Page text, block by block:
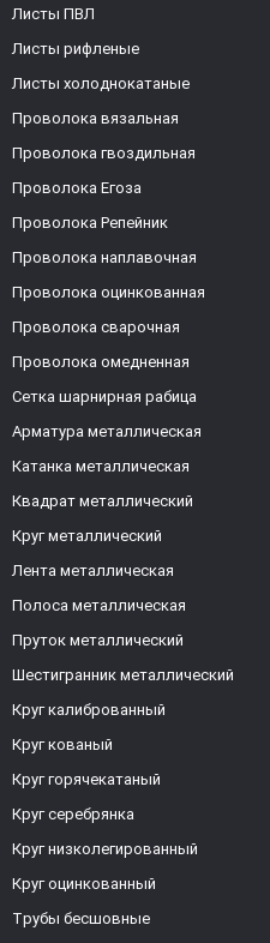
Листы ПВЛ
Листы рифленые
Листы холоднокатаные
Проволока вязальная
Проволока гвоздильная
Проволока Егоза
Проволока Репейник
Проволока наплавочная
Проволока оцинкованная
Проволока сварочная
Проволока омедненная
Сетка шарнирная рабица
Арматура металлическая
Катанка металлическая
Квадрат металлический
Круг металлический
Лента металлическая
Полоса металлическая
Пруток металлический
Шестигранник металлический
Круг калиброванный
Круг кованый
Круг горячекатаный
Круг серебрянка
Круг низколегированный
Круг оцинкованный
Трубы бесшовные